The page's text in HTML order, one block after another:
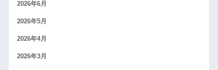
2026年6月
2026年5月
2026年4月
2026年3月